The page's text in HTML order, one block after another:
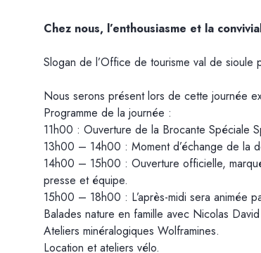
Chez nous, l’enthousiasme et la
Slogan de l’Office de tourisme val de sioule
Nous serons présent lors de cette journée
Programme de la journée :
11h00 : Ouverture de la Brocante Spéciale
13h00 – 14h00 : Moment d’échange de la
14h00 – 15h00 : Ouverture officielle,
presse et équipe.
15h00 – 18h00 : L’après-midi sera animée
Balades nature en famille avec Nicolas
Ateliers minéralogiques Wolframines.
Location et ateliers vélo.